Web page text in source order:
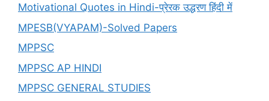
Motivational Quotes in Hindi-प्रेरक उद्धरण हिंदी में
MPESB(VYAPAM)-Solved Papers
MPPSC
MPPSC AP HINDI
MPPSC GENERAL STUDIES